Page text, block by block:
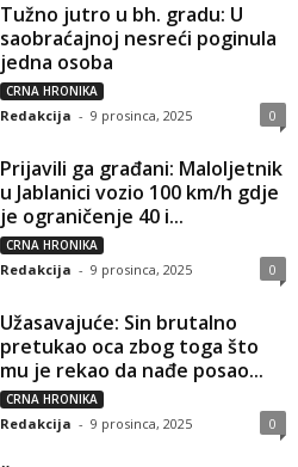
Tužno jutro u bh. gradu: U
saobraćajnoj nesreći poginula
jedna osoba
CRNA HRONIKA
Redakcija - 9 prosinca, 2025 0
Prijavili ga građani: Maloljetnik
u Jablanici vozio 100 km/h gdje
je ograničenje 40 i...
CRNA HRONIKA
Redakcija - 9 prosinca, 2025 0
Užasavajuće: Sin brutalno
pretukao oca zbog toga što
mu je rekao da nađe posao...
CRNA HRONIKA
Redakcija - 9 prosinca, 2025 0